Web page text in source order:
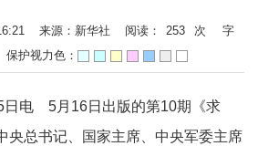
来源：新华社 阅读： 253 次
字
保护视力色：
电 5月16日出版的第10期《求
央总书记、国家主席、中央军委主席